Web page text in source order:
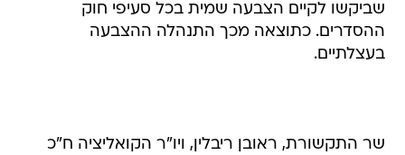
שביקשו לקיים הצבעה שמית בכל סעיפי חוק
ההסדרים. כתוצאה מכך התנהלה ההצבעה
בעצלתיים.
שר התקשורת, ראובן ריבלין, ויו"ר הקואליציה ח"כ